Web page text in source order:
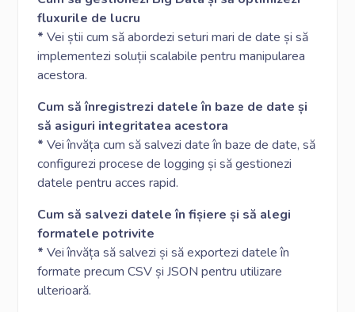
fluxurile de lucru
*Vei știi cum să abordezi seturi mari de date și să
implementezi soluții scalabile pentru manipularea
acestora.
Cum să înregistrezi datele în baze de date și
să asiguri integritatea acestora
*Vei învăța cum să salvezi date în baze de date, să
configurezi procese de logging și să gestionezi
datele pentru acces rapid.
Cum să salvezi datele în fișiere și să alegi
formatele potrivite
*Vei învăța să salvezi și să exportezi datele în
formate precum CSV și JSON pentru utilizare
ulterioară.